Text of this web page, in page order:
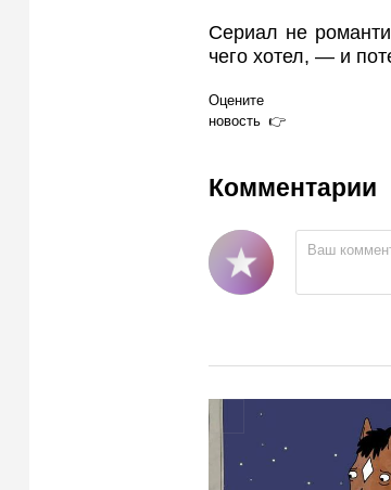
Сериал не
чего хотел, — и
Оцените
новость
Комментарии